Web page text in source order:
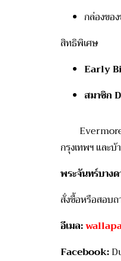
กล่องขอ
สิทธิพิเศษ
Early
สมาชิก
Evermore
กรุงเทพฯ และ
พระจันทร์บาง
สั่งซื้อหรือสอบ
อีเมล:
Facebook: